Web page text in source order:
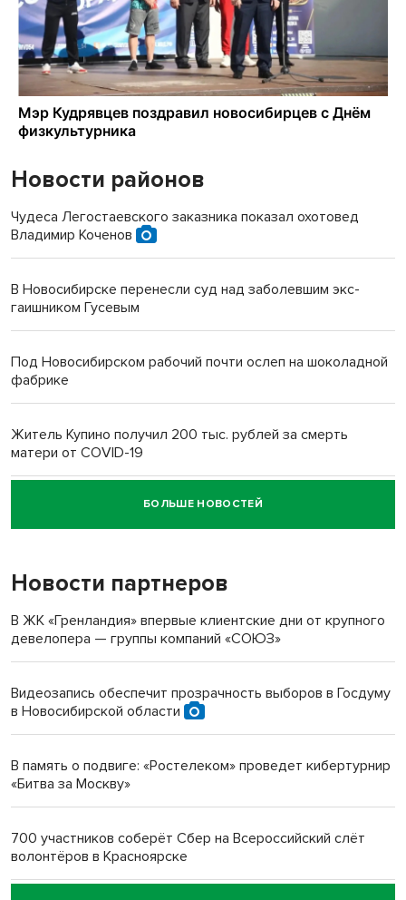
Новости районов
Чудеса Легостаевского заказника показал охотовед
Владимир Коченов
В Новосибирске перенесли суд над заболевшим экс-
гаишником Гусевым
Под Новосибирском рабочий почти ослеп на шоколадной
фабрике
Житель Купино получил 200 тыс. рублей за смерть
матери от COVID-19
Новосибирский суд наказал водителя за смерть
пенсионерки на вокзале
«Мы живём на пастбище!»: в новосибирском селе лошади
терроризируют жителей
Инвалид получил условный срок за избиение врачей
Новосибирский преподаватель с женой вошли в топ-16
Обновлённое отделение ВТБ открылось в Искитиме
БОЛЬШЕ НОВОСТЕЙ
Новости партнеров
В ЖК «Гренландия» впервые клиентские дни от крупного
девелопера — группы компаний «СОЮЗ»
Видеозапись обеспечит прозрачность выборов в Госдуму
в Новосибирской области
В память о подвиге: «Ростелеком» проведет кибертурнир
«Битва за Москву»
700 участников соберёт Сбер на Всероссийский слёт
волонтёров в Красноярске